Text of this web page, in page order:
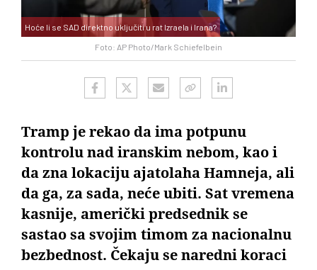
Foto: AP Photo/Mark Schiefelbein
Hoće li se SAD direktno uključiti u rat Izraela i Irana?
Tramp je rekao da ima potpunu
kontrolu nad iranskim nebom, kao i
da zna lokaciju ajatolaha Hamneja, ali
da ga, za sada, neće ubiti. Sat vremena
kasnije, američki predsednik se
sastao sa svojim timom za nacionalnu
bezbednost. Čekaju se naredni koraci